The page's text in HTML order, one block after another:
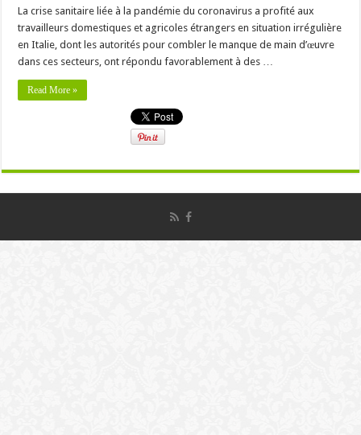
La crise sanitaire liée à la pandémie du coronavirus a profité aux
travailleurs domestiques et agricoles étrangers en situation irrégulière
en Italie, dont les autorités pour combler le manque de main d’œuvre
dans ces secteurs, ont répondu favorablement à des …
Read More »